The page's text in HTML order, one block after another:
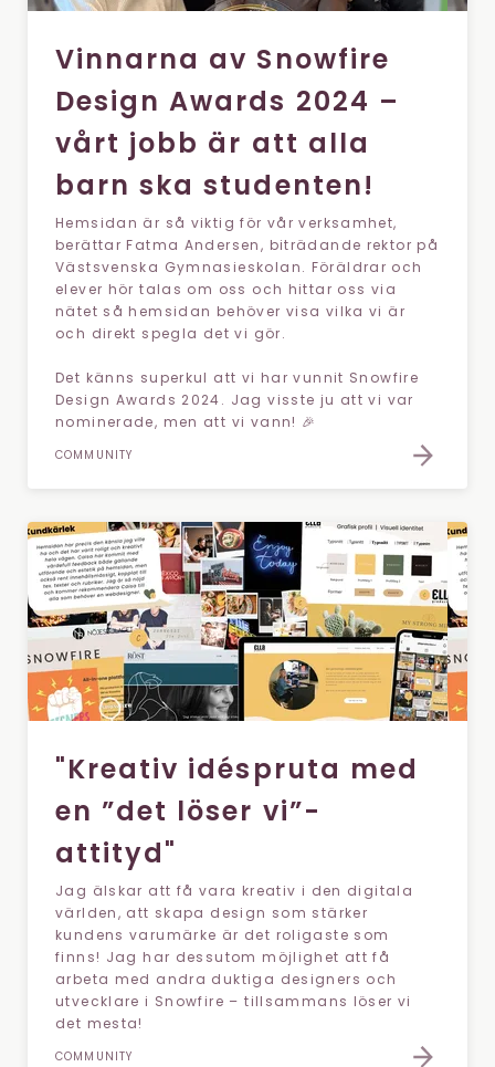
Vinnarna av Snowfire
Design Awards 2024 –
vårt jobb är att alla
barn ska studenten!
Hemsidan är så viktig för vår verksamhet,
berättar Fatma Andersen, biträdande rektor på
Västsvenska Gymnasieskolan. Föräldrar och
elever hör talas om oss och hittar oss via
nätet så hemsidan behöver visa vilka vi är
och direkt spegla det vi gör.
Det känns superkul att vi har vunnit Snowfire
Design Awards 2024. Jag visste ju att vi var
nominerade, men att vi vann! 🎉
COMMUNITY
"Kreativ idéspruta med
en ”det löser vi”-
attityd"
Jag älskar att få vara kreativ i den digitala
världen, att skapa design som stärker
kundens varumärke är det roligaste som
finns! Jag har dessutom möjlighet att få
arbeta med andra duktiga designers och
utvecklare i Snowfire – tillsammans löser vi
det mesta!
COMMUNITY